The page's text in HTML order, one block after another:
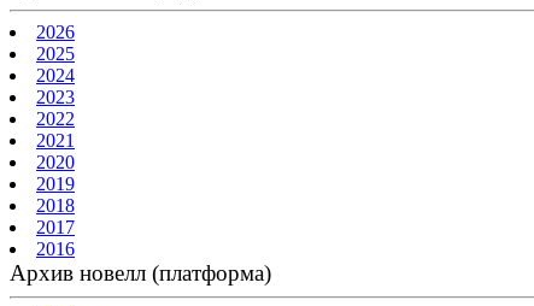
2026
2025
2024
2023
2022
2021
2020
2019
2018
2017
2016
Архив новелл (платформа)